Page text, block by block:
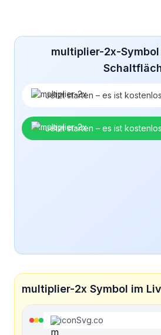
multiplier-2x-
Jetzt starten – es ist
Jetzt starten – es ist
multiplier-2x Symbol im
iconSvg.co